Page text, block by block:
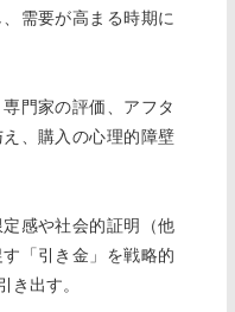
需要が高まる時期に
門家の評価、アフタ
、購入の心理的障壁
定感や社会的証明（他
「引き金」を戦略的
き出す。